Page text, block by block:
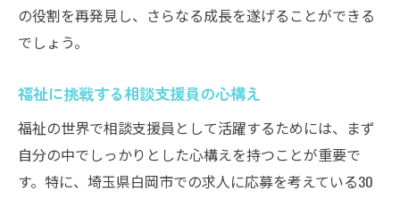
の役割を再発見し、さらなる成長を遂げることができる
でしょう。
福祉に挑戦する相談支援員の心構え
福祉の世界で相談支援員として活躍するためには、まず
自分の中でしっかりとした心構えを持つことが重要で
す。特に、埼玉県白岡市での求人に応募を考えている30